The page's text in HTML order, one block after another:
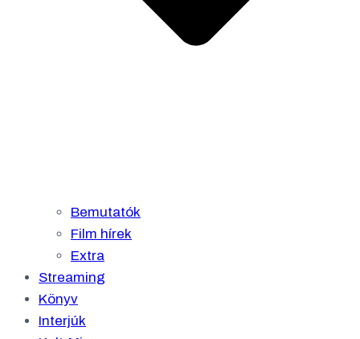
Bemutatók
Film hírek
Extra
Streaming
Könyv
Interjúk